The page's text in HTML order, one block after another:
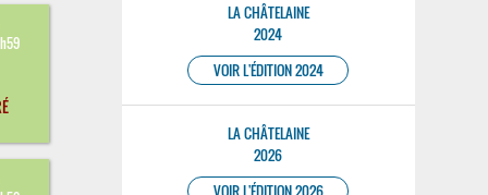
LA CHÂTELAINE
2024
VOIR L'ÉDITION 2024
LA CHÂTELAINE
2026